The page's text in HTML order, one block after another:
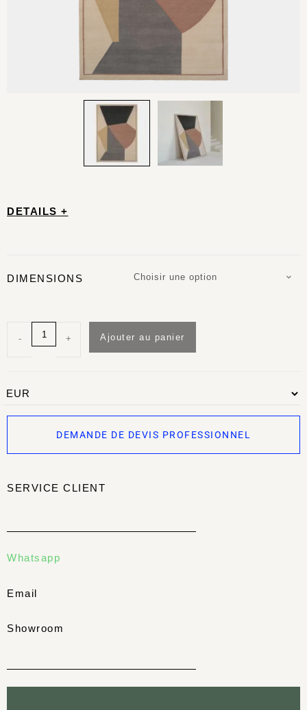
DETAILS +
DIMENSIONS Choisir une option
- + Ajouter au panier
DEMANDE DE DEVIS PROFESSIONNEL
SERVICE CLIENT
Whatsapp
Email
Showroom